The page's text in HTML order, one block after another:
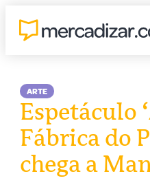
ARTE
Espetáculo
Fábrica do
chega a